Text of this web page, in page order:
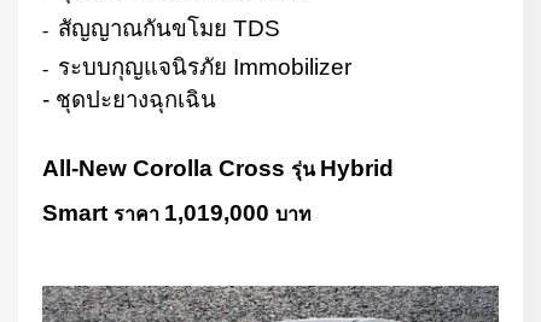
- สัญญาณกันขโมย TDS
- ระบบกุญแจนิรภัย Immobilizer
- ชุดปะยางฉุกเฉิน
All-New Corolla Cross รุ่น Hybrid
Smart ราคา 1,019,000 บาท